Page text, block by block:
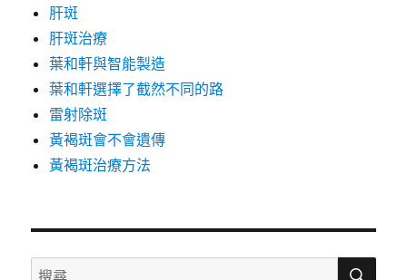
肝斑
肝斑治療
葉和軒與智能製造
葉和軒選擇了截然不同的路
雷射除斑
黃褐斑會不會遺傳
黃褐斑治療方法
搜
搜